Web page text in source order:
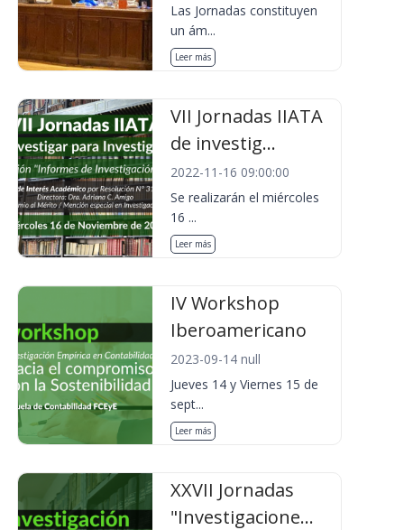
Las Jornadas constituyen
un ám...
Leer más
VII Jornadas IIATA
de investig...
2022-11-16 09:00:00
Se realizarán el miércoles
16 ...
Leer más
IV Workshop
Iberoamericano
2023-09-14 null
Jueves 14 y Viernes 15 de
sept...
Leer más
XXVII Jornadas
"Investigacione...